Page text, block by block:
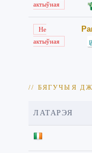
актыўная
Не
актыўная
// БЯГУЧЫЯ
ЛАТАРЭЯ